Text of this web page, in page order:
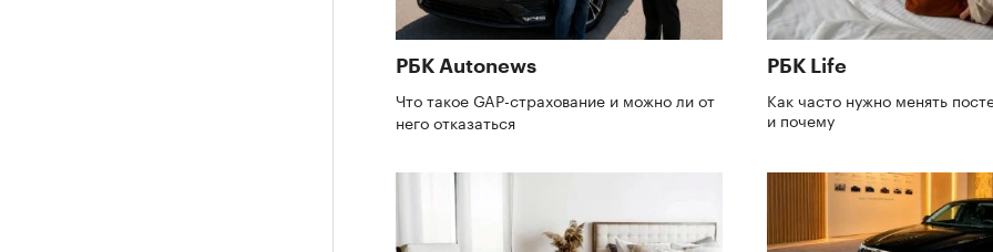
РБК Autonews
Что такое GAP-страхование и можно ли от
него отказаться
РБК Life
Как часто нужно менять
и почему